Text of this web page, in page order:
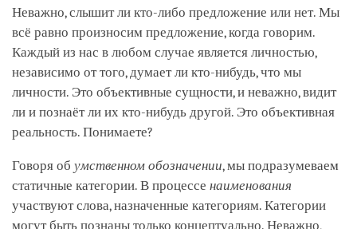
Неважно, слышит ли кто-либо предложение или нет. Мы
всё равно произносим предложение, когда говорим.
Каждый из нас в любом случае является личностью,
независимо от того, думает ли кто-нибудь, что мы
личности. Это объективные сущности, и неважно, видит
ли и познаёт ли их кто-нибудь другой. Это объективная
реальность. Понимаете?
Говоря об умственном обозначении, мы подразумеваем
статичные категории. В процессе наименования
участвуют слова, назначенные категориям. Категории
могут быть познаны только концептуально. Неважно,